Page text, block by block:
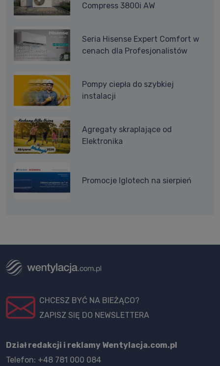
Compress 3800i AW
Seria Hisense Expert Comfort w
cenach dla Profesjonalistów
Pompy ciepła do szybkiej
instalacji
Agregaty skraplające od
Elektronika
Promocje Iglotech na sierpień
CHCESZ BYĆ NA BIEŻĄCO?
ZAPISZ SIĘ DO NEWSLETTERA
Dział redakcji i reklamy Wentylacja.com.pl
Telefon: +48 781 000 084